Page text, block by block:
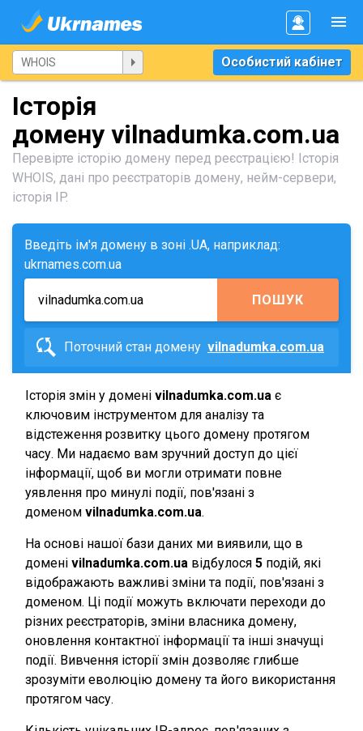
Особистий кабінет
Історія
домену vilnadumka.com.ua
Перевірте історію домену перед реєстрацією! Історія
WHOIS, дані про реєстраторів домену, нейм-сервери,
історія IP.
Введіть ім'я домену в зоні .UA, наприклад:
ukrnames.com.ua
ПОШУК
Поточний стан домену vilnadumka.com.ua
Історія змін у домені vilnadumka.com.ua є
ключовим інструментом для аналізу та
відстеження розвитку цього домену протягом
часу. Ми надаємо вам зручний доступ до цієї
інформації, щоб ви могли отримати повне
уявлення про минулі події, пов'язані з
доменом vilnadumka.com.ua.
На основі нашої бази даних ми виявили, що в
домені vilnadumka.com.ua відбулося 5 подій, які
відображають важливі зміни та події, пов'язані з
доменом. Ці події можуть включати переходи до
різних реєстраторів, зміни власника домену,
оновлення контактної інформації та інші значущі
події. Вивчення історії змін дозволяє глибше
зрозуміти еволюцію домену та його використання
протягом часу.